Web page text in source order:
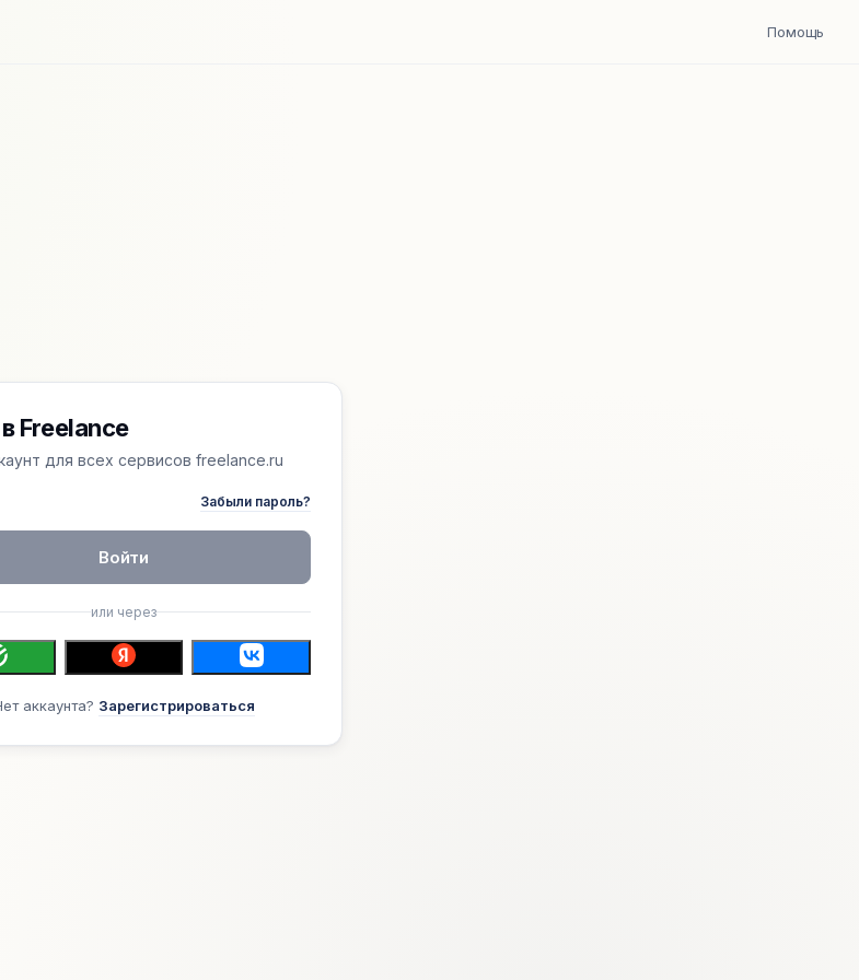
Помощь
Freelance
для всех сервисов freelance.ru
Забыли пароль?
Войти
или через
аккаунта? Зарегистрироваться